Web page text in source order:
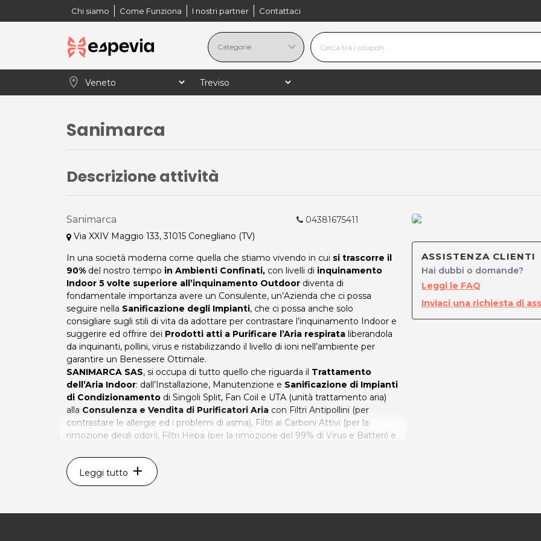
Chi siamo Come Funziona I nostri partner Contattaci
location_on
Sanimarca
Descrizione attività
Sanimarca
Via XXIV Maggio 133, 31015 Conegliano (TV)
04381675411
In una società moderna come quella che stiamo vivendo in cui si trascorre il
90% del nostro tempo in Ambienti Confinati, con livelli di inquinamento
Indoor 5 volte superiore all’inquinamento Outdoor diventa di
fondamentale importanza avere un Consulente, un’Azienda che ci possa
seguire nella Sanificazione degli Impianti, che ci possa anche solo
consigliare sugli stili di vita da adottare per contrastare l’inquinamento Indoor e
suggerire ed offrire dei Prodotti atti a Purificare l’Aria respirata liberandola
da inquinanti, pollini, virus e ristabilizzando il livello di ioni nell’ambiente per
garantire un Benessere Ottimale.
SANIMARCA SAS, si occupa di tutto quello che riguarda il Trattamento
dell’Aria Indoor: dall’Installazione, Manutenzione e Sanificazione di Impianti
di Condizionamento di Singoli Split, Fan Coil e UTA (unità trattamento aria)
alla Consulenza e Vendita di Purificatori Aria con Filtri Antipollini (per
contrastare le allergie ed i problemi di asma), Filtri ai Carboni Attivi (per la
rimozione degli odori), Filtri Hepa (per la rimozione del 99% di Virus e Batteri) e
Sanimarca: aria sana per il tuo benessere!
Leggi tutto add
ASSISTENZA CLIENTI
Hai dubbi o domande?
Leggi le FAQ
Inviaci una richiesta di